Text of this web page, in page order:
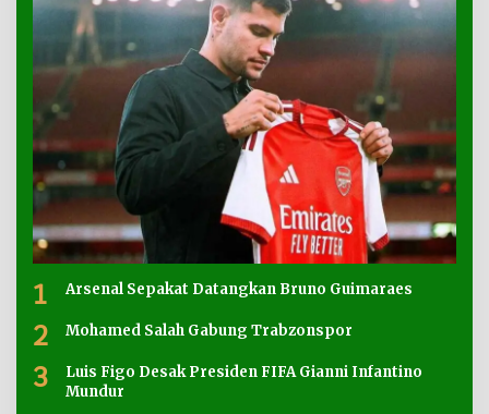
1 Arsenal Sepakat Datangkan Bruno Guimaraes
2 Mohamed Salah Gabung Trabzonspor
3
Luis Figo Desak Presiden FIFA Gianni Infantino
Mundur